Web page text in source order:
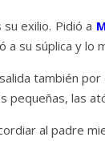
exilio. Pidió a
a su súplica y lo
también
pequeñas, las
al padre